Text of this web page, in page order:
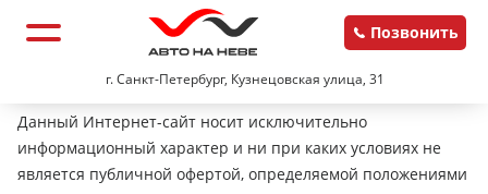
г. Санкт-Петербург, Кузнецовская улица, 31
Позвонить
Данный Интернет-сайт носит исключительно
информационный характер и ни при каких условиях не
является публичной офертой, определяемой положениями